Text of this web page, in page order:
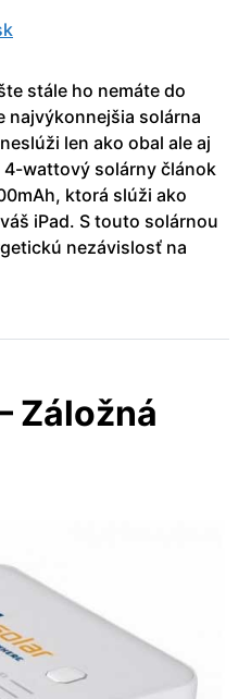
stále ho nemáte do
najvýkonnejšia solárna
len ako obal ale aj
wattový solárny článok
ktorá slúži ako
iPad. S touto solárnou
nezávislosť na
Záložná